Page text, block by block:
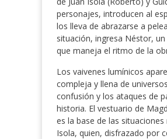
personajes, introducen al
los lleva de abrazarse a
situación, ingresa Néstor,
que maneja el ritmo de la
Los vaivenes lumínicos
compleja y llena de
confusión y los ataques de
historia. El vestuario de
es la base de las
Isola, quien, disfrazado por